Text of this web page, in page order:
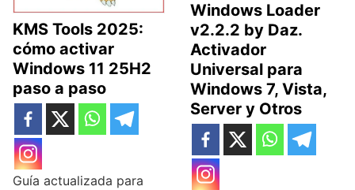
KMS Tools 2025:
cómo activar
Windows 11 25H2
paso a paso
Guía actualizada para
Windows Loader
v2.2.2 by Daz.
Activador
Universal para
Windows 7, Vista,
Server y Otros